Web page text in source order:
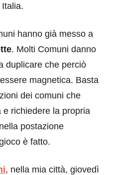
hanno già messo a
. Molti Comuni danno
duplicare che perciò
magnetica. Basta
dei comuni che
e richiedere la propria
postazione
è fatto.
, nella mia città, giovedì